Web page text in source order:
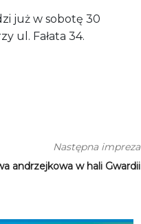
już w sobotę 30
ul. Fałata 34.
Następna impreza
andrzejkowa w hali Gwardii